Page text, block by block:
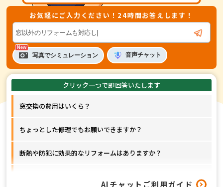
お気軽にご入力ください！24時間お答えします！
写真でシミュレーション 音声チャット
窓交換の費用はいくら？
ちょっとした修理でもお願いできますか？
断熱や防犯に効果的なリフォームはありますか？
AIチャットご利用ガイド